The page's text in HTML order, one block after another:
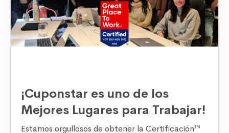
¡Cuponstar es uno de los
Mejores Lugares para Trabajar!
Estamos orgullosos de obtener la Certificación™